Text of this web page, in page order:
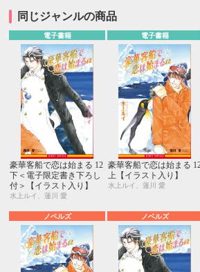
同じジャンルの商品
電子書籍
豪華客船で恋は始まる 12
下＜電子限定書き下ろし
付＞【イラスト入り】
水上ルイ、蓮川 愛
電子書籍
豪華客船で恋は始まる
上【イラスト入り】
水上ルイ、蓮川 愛
ノベルズ ノベルズ